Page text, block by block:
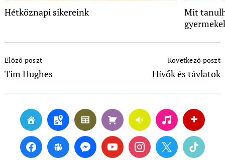
Hétköznapi sikereink
Mit
Navigation
Előző poszt
Tim Hughes
Következő poszt
Hívők és távlatok